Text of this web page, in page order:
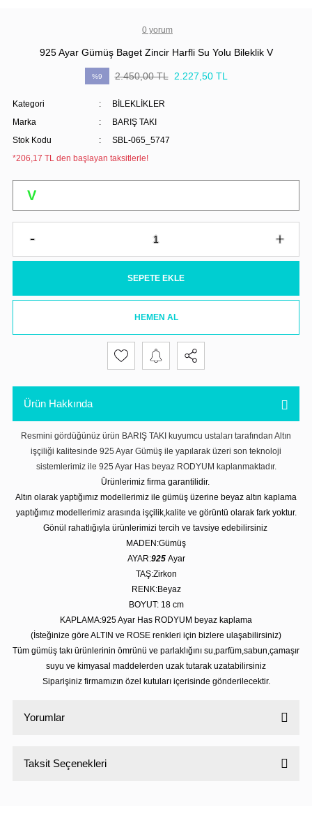
0 yorum
925 Ayar Gümüş Baget Zincir Harfli Su Yolu Bileklik V
%9 2.450,00 TL 2.227,50 TL
Kategori
BİLEKLİKLER
Marka
BARIŞ TAKI
Stok Kodu
SBL-065_5747
*206,17 TL den başlayan taksitlerle!
SEPETE EKLE
HEMEN AL
Ürün Hakkında
Resmini gördüğünüz ürün BARIŞ TAKI kuyumcu ustaları tarafından Altın
işçiliği kalitesinde 925 Ayar Gümüş ile yapılarak üzeri son teknoloji
sistemlerimiz ile 925 Ayar Has beyaz RODYUM kaplanmaktadır.
Ürünlerimiz firma garantilidir.
Altın olarak yaptığımız modellerimiz ile gümüş üzerine beyaz altın kaplama
yaptığımız modellerimiz arasında işçilik,kalite ve görüntü olarak fark yoktur.
Gönül rahatlığıyla ürünlerimizi tercih ve tavsiye edebilirsiniz
MADEN:Gümüş
AYAR:925 Ayar
TAŞ:Zirkon
RENK:Beyaz
BOYUT: 18 cm
KAPLAMA:925 Ayar Has RODYUM beyaz kaplama
(İsteğinize göre ALTIN ve ROSE renkleri için bizlere ulaşabilirsiniz)
Tüm gümüş takı ürünlerinin ömrünü ve parlaklığını su,parfüm,sabun,çamaşır
suyu ve kimyasal maddelerden uzak tutarak uzatabilirsiniz
Siparişiniz firmamızın özel kutuları içerisinde gönderilecektir.
Yorumlar
Taksit Seçenekleri